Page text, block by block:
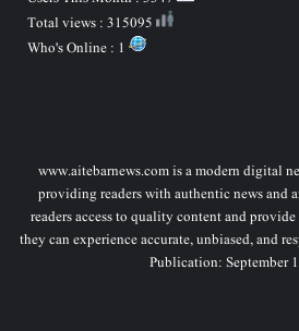
www.aitebarnews.com is a modern digital
providing readers with authentic news and
readers access to quality content and
they can experience accurate, unbiased, and
Publication: September